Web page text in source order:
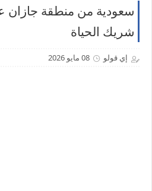
شريك الحياة
إي قولو 08 مايو 2026